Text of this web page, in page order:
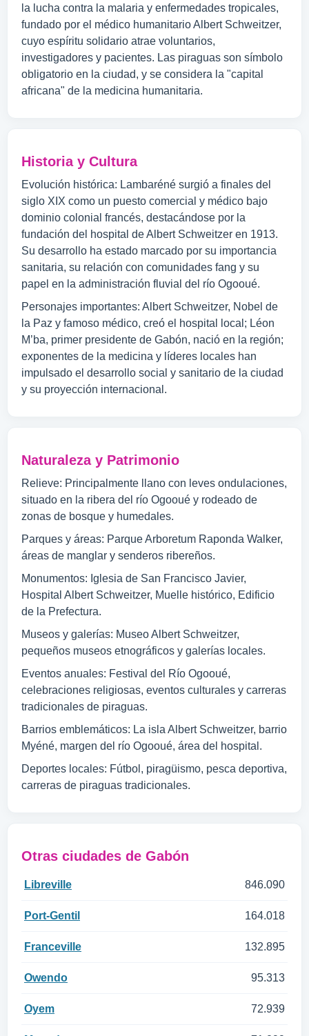
la lucha contra la malaria y enfermedades tropicales,
fundado por el médico humanitario Albert Schweitzer,
cuyo espíritu solidario atrae voluntarios,
investigadores y pacientes. Las piraguas son símbolo
obligatorio en la ciudad, y se considera la "capital
africana" de la medicina humanitaria.
Historia y Cultura
Evolución histórica: Lambaréné surgió a finales del
siglo XIX como un puesto comercial y médico bajo
dominio colonial francés, destacándose por la
fundación del hospital de Albert Schweitzer en 1913.
Su desarrollo ha estado marcado por su importancia
sanitaria, su relación con comunidades fang y su
papel en la administración fluvial del río Ogooué.
Personajes importantes: Albert Schweitzer, Nobel de
la Paz y famoso médico, creó el hospital local; Léon
M’ba, primer presidente de Gabón, nació en la región;
exponentes de la medicina y líderes locales han
impulsado el desarrollo social y sanitario de la ciudad
y su proyección internacional.
Naturaleza y Patrimonio
Relieve: Principalmente llano con leves ondulaciones,
situado en la ribera del río Ogooué y rodeado de
zonas de bosque y humedales.
Parques y áreas: Parque Arboretum Raponda Walker,
áreas de manglar y senderos ribereños.
Monumentos: Iglesia de San Francisco Javier,
Hospital Albert Schweitzer, Muelle histórico, Edificio
de la Prefectura.
Museos y galerías: Museo Albert Schweitzer,
pequeños museos etnográficos y galerías locales.
Eventos anuales: Festival del Río Ogooué,
celebraciones religiosas, eventos culturales y carreras
tradicionales de piraguas.
Barrios emblemáticos: La isla Albert Schweitzer, barrio
Myéné, margen del río Ogooué, área del hospital.
Deportes locales: Fútbol, piragüismo, pesca deportiva,
carreras de piraguas tradicionales.
Otras ciudades de Gabón
Libreville 846.090
Port-Gentil 164.018
Franceville 132.895
Owendo 95.313
Oyem 72.939